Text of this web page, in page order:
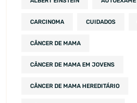
CARCINOMA CUIDADOS
CÂNCER DE MAMA
CÂNCER DE MAMA EM JOVENS
CÂNCER DE MAMA HEREDITÁRIO